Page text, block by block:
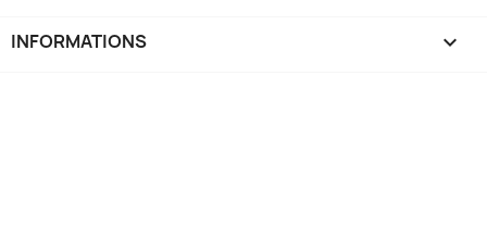
INFORMATIONS keyboard_arrow_down